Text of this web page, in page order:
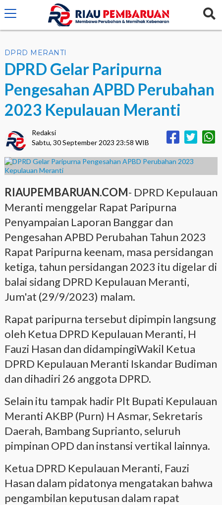
crossorigin="anonymous">
DPRD MERANTI
DPRD Gelar Paripurna
Pengesahan APBD Perubahan
2023 Kepulauan Meranti
Redaksi
Sabtu, 30 September 2023 23:58 WIB
RIAUPEMBARUAN.COM- DPRD Kepulauan
Meranti menggelar Rapat Paripurna
Penyampaian Laporan Banggar dan
Pengesahan APBD Perubahan Tahun 2023
Rapat Paripurna keenam, masa persidangan
ketiga, tahun persidangan 2023 itu digelar di
balai sidang DPRD Kepulauan Meranti,
Jum'at (29/9/2023) malam.
Rapat paripurna tersebut dipimpin langsung
oleh Ketua DPRD Kepulauan Meranti, H
Fauzi Hasan dan didampingiWakil Ketua
DPRD Kepulauan Meranti Iskandar Budiman
dan dihadiri 26 anggota DPRD.
Selain itu tampak hadir Plt Bupati Kepulauan
Meranti AKBP (Purn) H Asmar, Sekretaris
Daerah, Bambang Suprianto, seluruh
pimpinan OPD dan instansi vertikal lainnya.
Ketua DPRD Kepulauan Meranti, Fauzi
Hasan dalam pidatonya mengatakan bahwa
pengambilan keputusan dalam rapat